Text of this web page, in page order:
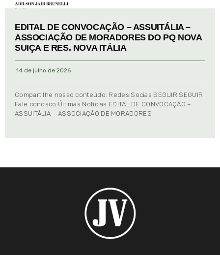
EDITAL DE CONVOCAÇÃO – ASSUITÁLIA –
ASSOCIAÇÃO DE MORADORES DO PQ NOVA
SUIÇA E RES. NOVA ITÁLIA
14 de julho de 2026
Compartilhe nosso conteúdo: Redes Socias SEGUIR SEGUIR
Fale conosco Últimas Notícias EDITAL DE CONVOCAÇÃO –
ASSUITÁLIA – ASSOCIAÇÃO DE MORADORES …